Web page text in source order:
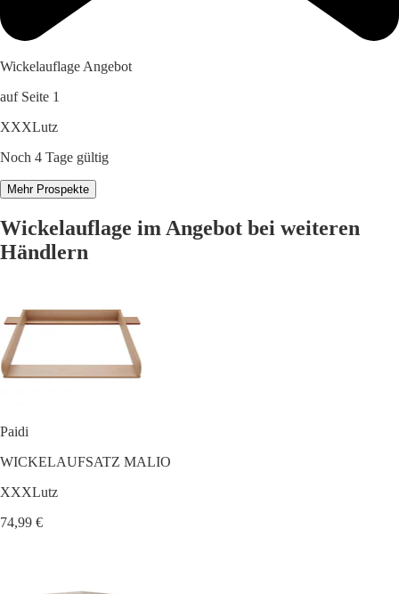
Wickelauflage Angebot
auf Seite 1
XXXLutz
Noch 4 Tage gültig
Mehr Prospekte
Wickelauflage im Angebot bei weiteren
Händlern
Paidi
WICKELAUFSATZ MALIO
XXXLutz
74,99 €